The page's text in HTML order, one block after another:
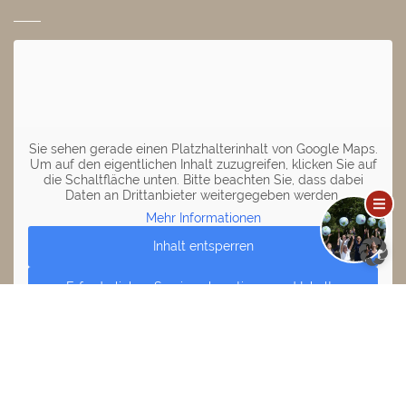
Sie sehen gerade einen Platzhalterinhalt von Google Maps.
Um auf den eigentlichen Inhalt zuzugreifen, klicken Sie auf
die Schaltfläche unten. Bitte beachten Sie, dass dabei
Daten an Drittanbieter weitergegeben werden.
Mehr Informationen
Inhalt entsperren
Erforderlichen Service akzeptieren und Inhalte